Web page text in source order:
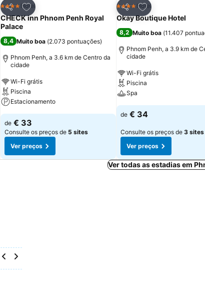
Partilhar
Adicionar aos favoritos
4 EstrelasHotel
CHECK inn Phnom Penh Royal
Palace
8,4 Muito boa (2.073 pontuações)
Phnom Penh, a 3.6 km de Centro da
cidade
Wi-Fi grátis
Piscina
Estacionamento
de € 33
Consulte os preços de 5 sites
Ver preços
Partilhar
Adicionar aos
4 EstrelasHotel
Okay Boutique Hotel
8,2 Muito boa (11.407
Phnom Penh, a 3.9 km de
cidade
Wi-Fi grátis
Piscina
Spa
de € 34
Consulte os preços de 3 sites
Ver preços
Ver todas as estadias em